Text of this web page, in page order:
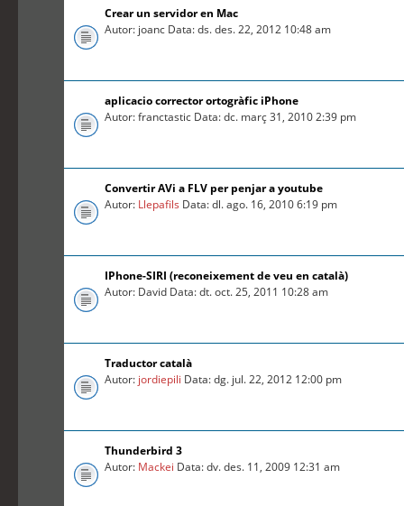
Crear un servidor en Mac
Autor: joanc Data: ds. des. 22, 2012 10:48 am
aplicacio corrector ortogràfic iPhone
Autor: franctastic Data: dc. març 31, 2010 2:39 pm
Convertir AVi a FLV per penjar a youtube
Autor: Llepafils Data: dl. ago. 16, 2010 6:19 pm
IPhone-SIRI (reconeixement de veu en català)
Autor: David Data: dt. oct. 25, 2011 10:28 am
Traductor català
Autor: jordiepili Data: dg. jul. 22, 2012 12:00 pm
Thunderbird 3
Autor: Mackei Data: dv. des. 11, 2009 12:31 am